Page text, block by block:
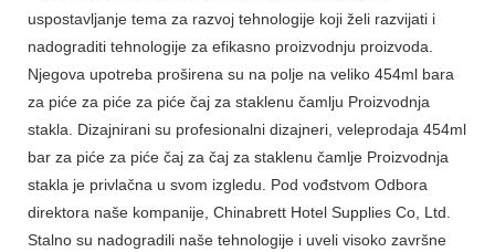
uspostavljanje tema za razvoj tehnologije koji želi razvijati i
nadograditi tehnologije za efikasno proizvodnju proizvoda.
Njegova upotreba proširena su na polje na veliko 454ml bara
za piće za piće za piće čaj za staklenu čamlju Proizvodnja
stakla. Dizajnirani su profesionalni dizajneri, veleprodaja 454ml
bar za piće za piće čaj za čaj za staklenu čamlje Proizvodnja
stakla je privlačna u svom izgledu. Pod vođstvom Odbora
direktora naše kompanije, Chinabrett Hotel Supplies Co, Ltd.
Stalno su nadogradili naše tehnologije i uveli visoko završne